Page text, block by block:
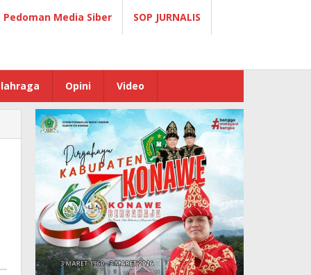
Pedoman Media Siber SOP JURNALIS
Opini Video